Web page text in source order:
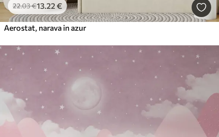
22.03€13 .22 €
Aerostat, narava in azur